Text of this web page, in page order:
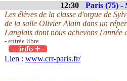
12:30 Paris (75) -
Les élèves de la classe d'orgue de
de la salle Olivier Alain dans un
Langlais dont nous achevons l'année
- entrée libre
Lien : www.crr-paris.fr/